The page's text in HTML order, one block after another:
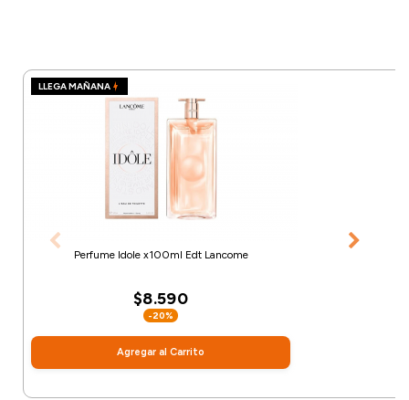
LLEGA MAÑANA
Perfume Idole x100ml Edt Lancome
$8.590
-20%
Agregar al Carrito